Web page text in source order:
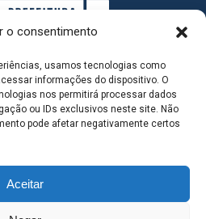
o consentimento
usamos tecnologias como
informações do dispositivo. O
nos permitirá processar dados
ou IDs exclusivos neste site. Não
pode afetar negativamente certos
Aceitar